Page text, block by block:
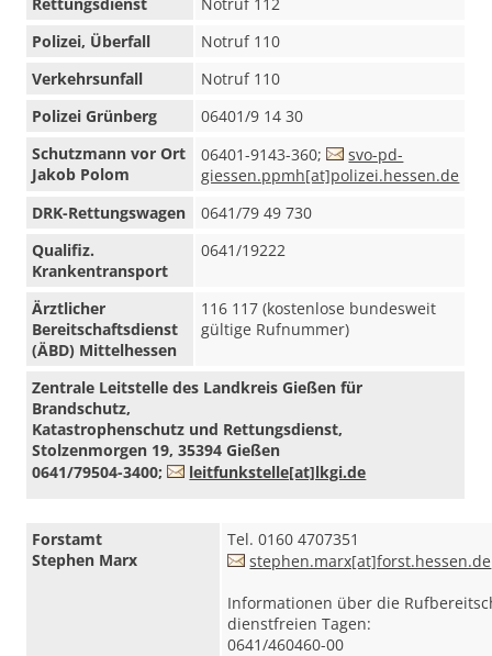
Polizei, Überfall
Notruf 110
Verkehrsunfall
Notruf 110
Polizei Grünberg
06401/9 14 30
Schutzmann vor Ort
Jakob Polom
06401-9143-360;
svo-pd-
giessen.ppmh[at]polizei.hessen.de
DRK-Rettungswagen
0641/79 49 730
Qualifiz.
Krankentransport
0641/19222
Ärztlicher
Bereitschaftsdienst
(ÄBD) Mittelhessen
116 117 (kostenlose bundesweit
gültige Rufnummer)
Zentrale Leitstelle des Landkreis Gießen für
Brandschutz,
Katastrophenschutz und Rettungsdienst,
Stolzenmorgen 19, 35394 Gießen
0641/79504-3400;
leitfunkstelle[at]lkgi.de
Forstamt
Stephen Marx
Tel. 0160 4707351
stephen.marx[at]forst.hessen.de
Informationen über die
dienstfreien Tagen:
0641/460460-00